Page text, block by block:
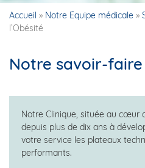
Accueil » Notre Équipe médicale »
l’Obésité
Notre savoir-faire
Notre Clinique, située au cœur
depuis plus de dix ans à
votre service les plateaux
performants.